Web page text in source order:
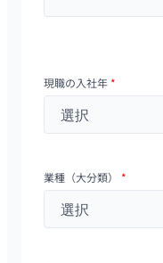
現職の入社年 *
業種（大分類） *